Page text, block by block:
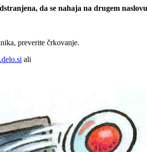
da se nahaja na drugem
preverite črkovanje.
ali